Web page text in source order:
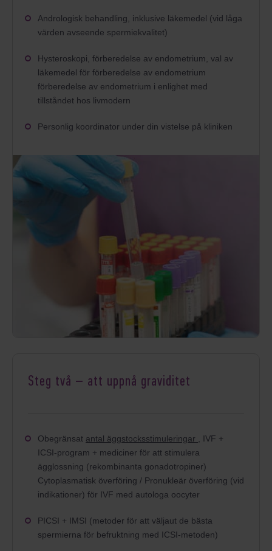
Andrologisk behandling, inklusive läkemedel (vid låga
värden avseende spermiekvalitet)
Hysteroskopi, förberedelse av endometrium, val av
läkemedel för förberedelse av endometrium
förberedelse av endometrium i enlighet med
tillståndet hos livmodern
Personlig koordinator under din vistelse på kliniken
Steg två – att uppnå graviditet
Obegränsat antal äggstocksstimuleringar
, IVF +
ICSI-program + mediciner för att stimulera
ägglossning (rekombinanta gonadotropiner)
Cytoplasmatisk överföring / Pronukleär överföring (vid
indikationer) för IVF med autologa oocyter
PICSI + IMSI (metoder för att väljaut de bästa
spermierna för befruktning med ICSI-metoden)